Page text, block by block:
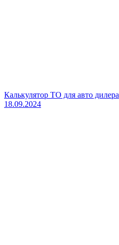
Калькулятор ТО для авто дилера
18.09.2024